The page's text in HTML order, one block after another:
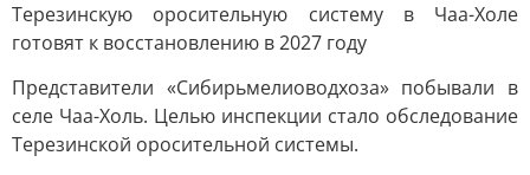
Терезинскую оросительную систему в Чаа-Холе
готовят к восстановлению в 2027 году
Представители «Сибирьмелиоводхоза» побывали в
селе Чаа-Холь. Целью инспекции стало обследование
Терезинской оросительной системы.